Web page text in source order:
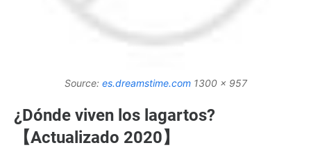
Source: es.dreamstime.com1300 x 957
¿Dónde viven los lagartos?
【Actualizado 2020】